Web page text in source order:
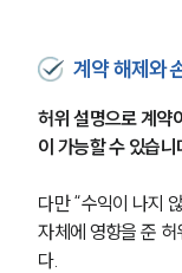
계약 해제와
허위 설명으로 계약
이 가능할 수 있습니
다만 “수익이 나지
자체에 영향을 준
다.